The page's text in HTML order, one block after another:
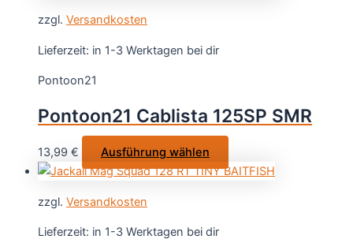
können
Produktseite
zzgl. Versandkosten
Lieferzeit: in 1-3 Werktagen bei dir
Pontoon21
Pontoon21 Cablista 125SP SMR
13,99 € Ausführung wählen
Produkt
zzgl. Versandkosten
Lieferzeit: in 1-3 Werktagen bei dir